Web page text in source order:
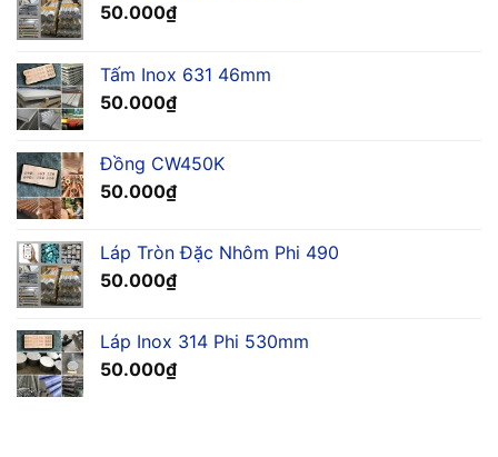
50.000₫
Tấm Inox 631 46mm
50.000₫
Đồng CW450K
50.000₫
Láp Tròn Đặc Nhôm Phi 490
50.000₫
Láp Inox 314 Phi 530mm
50.000₫